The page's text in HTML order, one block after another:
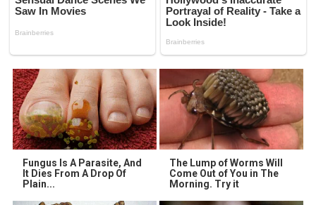
Fungus Is A Parasite, And
It Dies From A Drop Of
Plain...
The Lump of Worms Will
Come Out of You in The
Morning. Try it